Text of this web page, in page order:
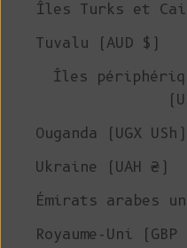
Îles Turks et
Tuvalu (AUD $)
Îles
Ouganda (UGX USh)
Ukraine (UAH ₴)
Royaume-Uni (GBP